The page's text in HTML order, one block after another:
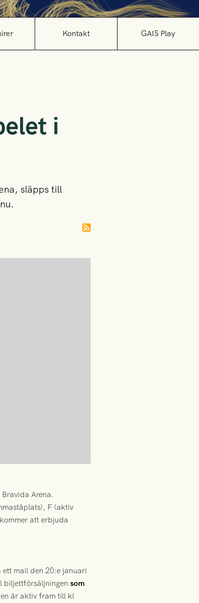
Kontakt GAIS Play
i
släpps till
Arena.
F (aktiv
att erbjuda
mail den 20:e januari
biljettförsäljningen som
är aktiv fram till kl